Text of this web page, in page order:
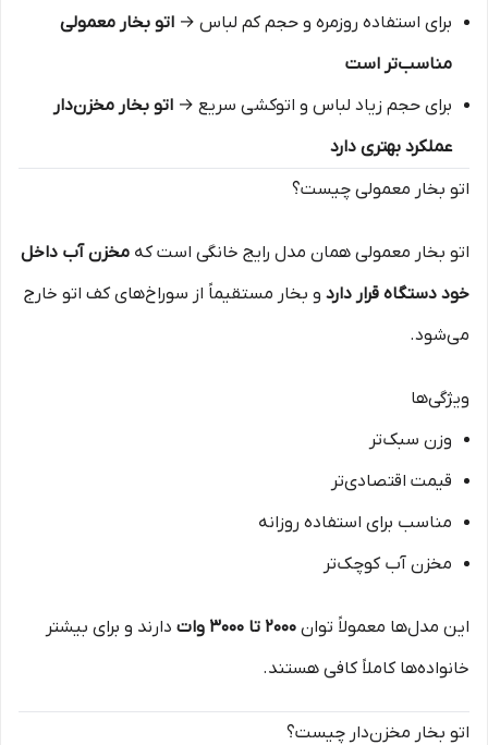
برای استفاده روزمره و حجم کم لباس → اتو بخار معمولی
مناسب‌تر است
برای حجم زیاد لباس و اتوکشی سریع → اتو بخار مخزن‌دار
عملکرد بهتری دارد
اتو بخار معمولی چیست؟
اتو بخار معمولی همان مدل رایج خانگی است که مخزن آب داخل
خود دستگاه قرار دارد و بخار مستقیماً از سوراخ‌های کف اتو خارج
می‌شود.
ویژگی‌ها
وزن سبک‌تر
قیمت اقتصادی‌تر
مناسب برای استفاده روزانه
مخزن آب کوچک‌تر
این مدل‌ها معمولاً توان ۲۰۰۰ تا ۳۰۰۰ وات
دارند و برای بیشتر
خانواده‌ها کاملاً کافی هستند.
اتو بخار مخزن‌دار چیست؟